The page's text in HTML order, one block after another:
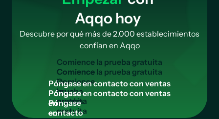
Aqqo hoy
Descubre por qué más de 2.000 establecimientos
confían en Aqqo
Comiencela pruebagratuita
Comience
la
prueba
gratuita
Póngaseencontactoconventas
Póngase
en
contacto